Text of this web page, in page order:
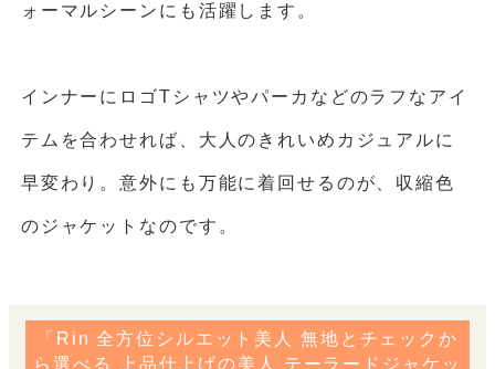
ォーマルシーンにも活躍します。
インナーにロゴTシャツやパーカなどのラフなアイ
テムを合わせれば、大人のきれいめカジュアルに
早変わり。意外にも万能に着回せるのが、収縮色
のジャケットなのです。
「Rin 全方位シルエット美人 無地とチェックか
ら選べる 上品仕上げの美人 テーラードジャケッ